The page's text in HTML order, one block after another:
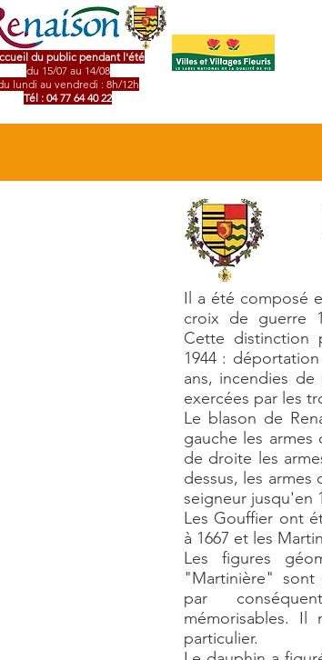
du public pendant l'été
du 15/07 au 14/08
lundi au vendredi : 8h/12h
Tél : 04 77 64 40 22
Il a été composé
croix de guerre
Cette distinction
1944 :
ans, incendies de
exercées par les
Le blason de
gauche les armes
de droite les
dessus, les
seigneur jusqu'en
Les Gouffier ont
à 1667 et les
Les figures
"Martinière"
par
mémorisables.
particulier.